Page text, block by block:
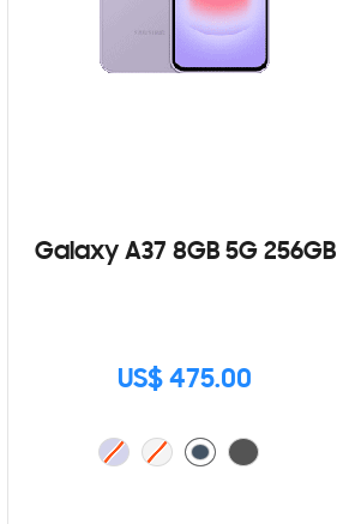
Galaxy A37 8GB 5G 256GB
US$ 475.00